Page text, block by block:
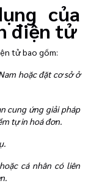
của
điện tử
tử bao gồm:
hoặc đặt cơ sở ở
cung ứng giải pháp
tự in hoá đơn.
cá nhân có liên